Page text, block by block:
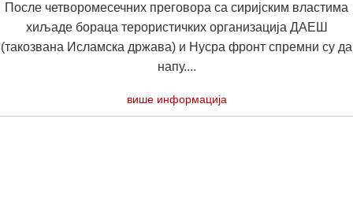
После четворомесечних преговора са сиријским властима
хиљаде бораца терористичких организација ДАЕШ
(такозвана Исламска држава) и Нусра фронт спремни су да
напу....
више информација